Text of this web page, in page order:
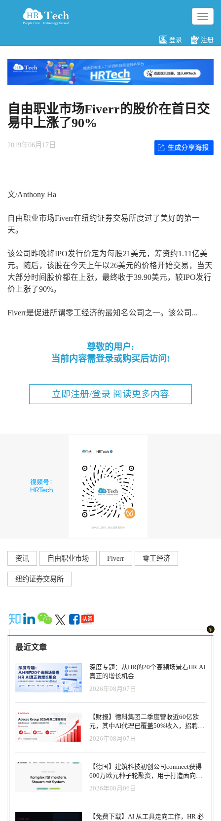
切
换
航
登录 注册
自由职业市场Fiverr的股价在首日交
易中上涨了90%
2019年06月17日
文/Anthony Ha
自由职业市场Fiverr在纽约证券交易所度过了美好的第一
天。
该公司昨晚将IPO发行价定为每股21美元，筹资约1.11亿美
元。随后，该股在今天上午以26美元的价格开始交易，当天
大部分时间股价都在上涨，最终收于39.90美元，较IPO发行
价上涨了90%。
Fiverr是促进所谓零工经济的最知名公司之一。该公司...
尊敬的用户:
当前内容需登录或购买后访问!
立即注册/登录 阅读更多内容
资讯 自由职业市场 Fiverr 零工经济
纽约证券交易所
最近文章
深度专题：从HR的20个高频场景看HR AI
真正的增长机会
2026年08月07日
【财报】德科集团二季度营收近60亿欧
元，其中AI代理已覆盖50%收入，招聘服
务进入运营重构阶段
2026年08月07日
【德国】建筑科技初创公司conmeet获得
600万欧元种子轮融资，用于打造面向贸
易和建筑行业的AI操作系统
2026年08月06日
【免费下载】AI 从工具走向工作，HR 必